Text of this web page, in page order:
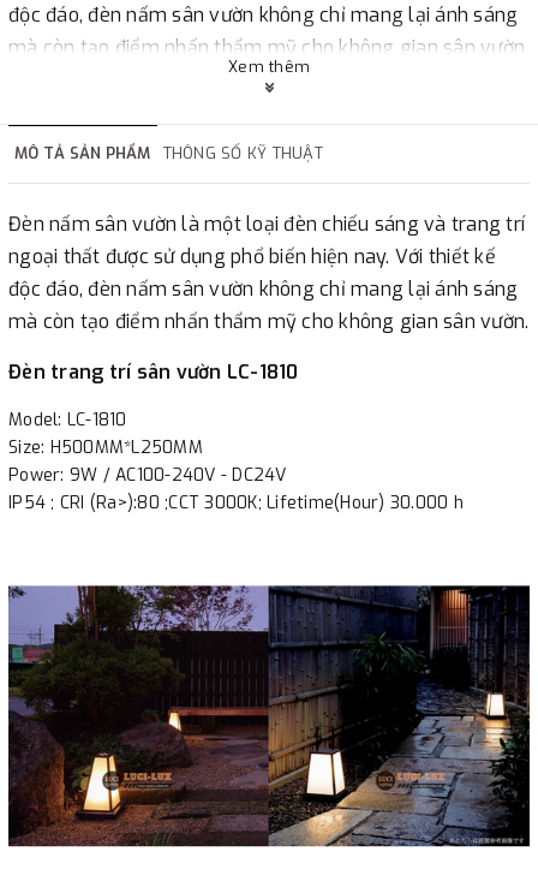
độc đáo, đèn nấm sân vườn không chỉ mang lại ánh sáng
mà còn tạo điểm nhấn thẩm mỹ cho không gian sân vườn.
Đèn trang trí sân vườn LC-1810
Model: LC-1810
Size: H500MM*L250MM
Power: 9W / AC100-240V - DC24V
Xem thêm
MÔ TẢ SẢN PHẨM THÔNG SỐ KỸ THUẬT
Đèn nấm sân vườn là một loại đèn chiếu sáng và trang trí
ngoại thất được sử dụng phổ biến hiện nay. Với thiết kế
độc đáo, đèn nấm sân vườn không chỉ mang lại ánh sáng
mà còn tạo điểm nhấn thẩm mỹ cho không gian sân vườn.
Đèn trang trí sân vườn LC-1810
Model: LC-1810
Size: H500MM*L250MM
Power: 9W / AC100-240V - DC24V
IP54 ; CRI (Ra>):80 ;CCT 3000K; Lifetime(Hour) 30.000 h